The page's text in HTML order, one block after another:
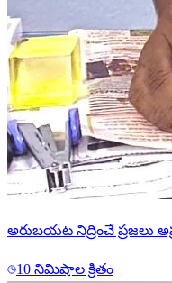
అరుబయట నిద్రించే ప్రజలు
10 నిమిషాల క్రితం